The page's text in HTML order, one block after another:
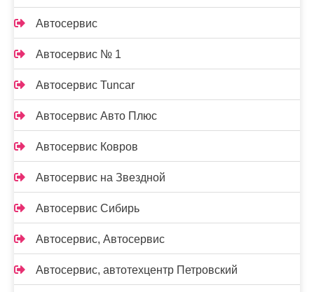
Автосервис
Автосервис № 1
Автосервис Tuncar
Автосервис Авто Плюс
Автосервис Ковров
Автосервис на Звездной
Автосервис Сибирь
Автосервис, Автосервис
Автосервис, автотехцентр Петровский